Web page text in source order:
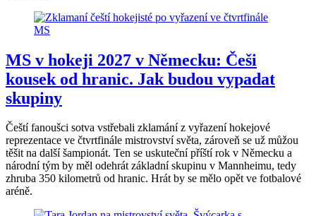
MS v hokeji 2027 v Německu: Češi
kousek od hranic. Jak budou vypadat
skupiny
Čeští fanoušci sotva vstřebali zklamání z vyřazení hokejové
reprezentace ve čtvrtfinále mistrovství světa, zároveň se už můžou
těšit na další šampionát. Ten se uskuteční příští rok v Německu a
národní tým by měl odehrát základní skupinu v Mannheimu, tedy
zhruba 350 kilometrů od hranic. Hrát by se mělo opět ve fotbalové
aréně.